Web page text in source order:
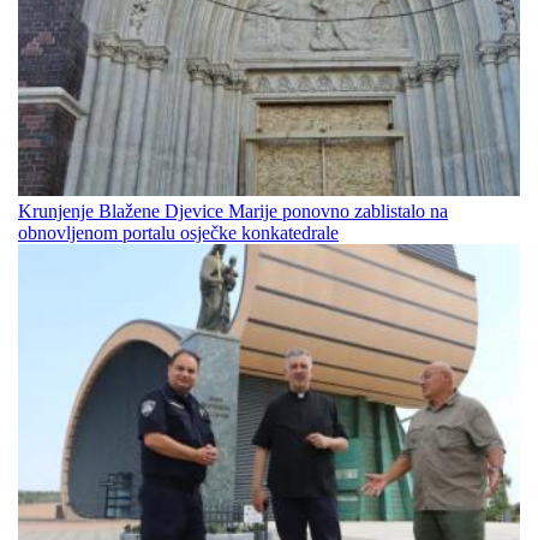
Krunjenje Blažene Djevice Marije ponovno zablistalo na
obnovljenom portalu osječke konkatedrale